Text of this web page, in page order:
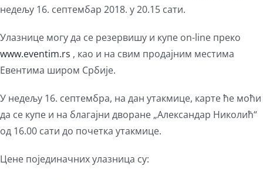
недељу 16. септембар 2018. у 20.15 сати.
Улазнице могу да се резервишу и купе on-line преко
www.eventim.rs , као и на свим продајним местима
Евентима широм Србије.
У недељу 16. септембра, на дан утакмице, карте ће моћи
да се купе и на благајни дворане „Александар Николић“
од 16.00 сати до почетка утакмице.
Цене појединачних улазница су: